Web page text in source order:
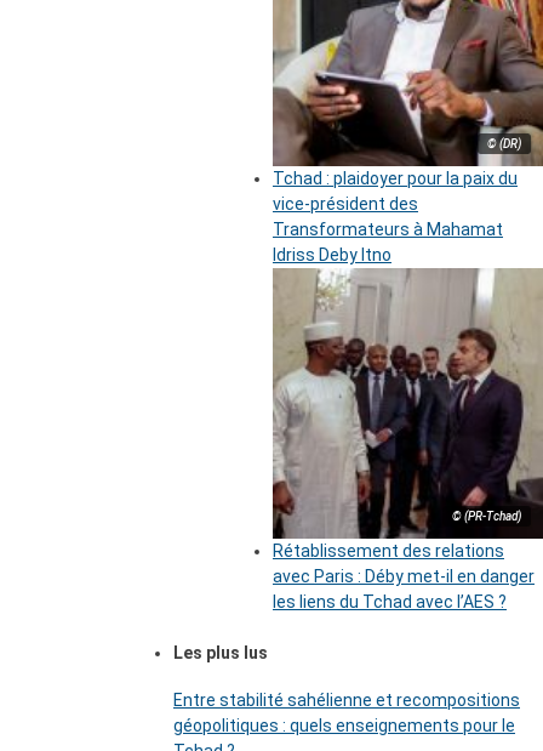
© (DR)
Tchad : plaidoyer pour la paix du
vice-président des
Transformateurs à Mahamat
Idriss Deby Itno
© (PR-Tchad)
Rétablissement des relations
avec Paris : Déby met-il en danger
les liens du Tchad avec l’AES ?
Les plus lus
Entre stabilité sahélienne et recompositions
géopolitiques : quels enseignements pour le